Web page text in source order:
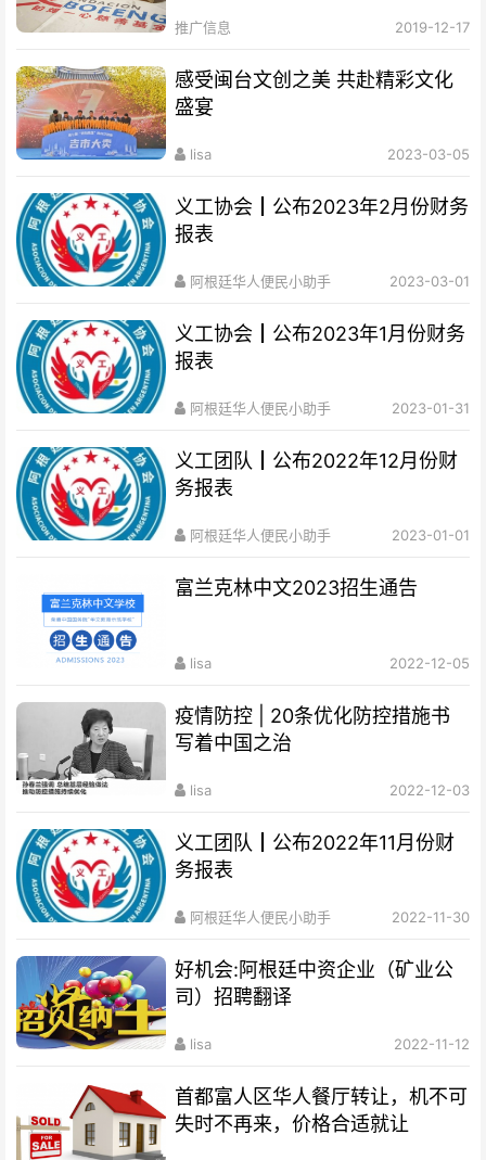
推广信息 2019-12-17
感受闽台文创之美 共赴精彩文化
盛宴
lisa 2023-03-05
义工协会┃公布2023年2月份财务
报表
阿根廷华人便民小助手 2023-03-01
义工协会┃公布2023年1月份财务
报表
阿根廷华人便民小助手 2023-01-31
义工团队┃公布2022年12月份财
务报表
阿根廷华人便民小助手 2023-01-01
富兰克林中文2023招生通告
lisa 2022-12-05
疫情防控 | 20条优化防控措施书
写着中国之治
lisa 2022-12-03
义工团队┃公布2022年11月份财
务报表
阿根廷华人便民小助手 2022-11-30
好机会:阿根廷中资企业（矿业公
司）招聘翻译
lisa 2022-11-12
首都富人区华人餐厅转让，机不可
失时不再来，价格合适就让